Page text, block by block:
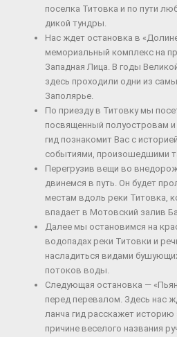
поселка Титовка и по пути
дикой тундры.
Нас ждет остановка в
мемориальный комплекс на
Западная Лица. В годы
здесь проходили одни из
Заполярье.
По приезду в Титовку мы
посвященный полуостровам
гид познакомит Вас с
событиями, произошедшими
Перегрузив вещи во
двинемся в путь. Он будет
местам вдоль реки Титовка,
впадает в Мотовский залив
Далее мы остановимся на
водопадах реки Титовки и
насладиться видами
потоков воды.
Следующая остановка —
перед перевалом. Здесь нас
ланча гид расскажет историю
причине веселого названия